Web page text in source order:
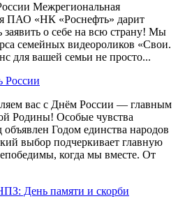
Межрегиональная
ПАО «НК «Роснефть» дарит
о себе на всю страну! Мы
семейных видеороликов «Свои.
для вашей семьи не просто...
России
вас с Днём России — главным
Родины! Особые чувства
объявлен Годом единства народов
выбор подчеркивает главную
когда мы вместе. От
День памяти и скорби